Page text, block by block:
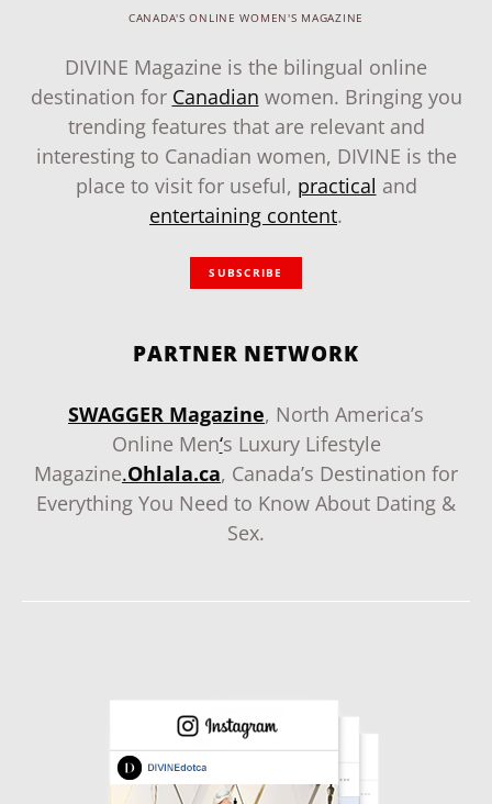
CANADA'S ONLINE WOMEN'S MAGAZINE
DIVINE Magazine is the bilingual online
destination for Canadian women. Bringing you
trending features that are relevant and
interesting to Canadian women, DIVINE is the
place to visit for useful, practical and
entertaining content.
SUBSCRIBE
PARTNER NETWORK
SWAGGER Magazine, North America’s
Online Men‘s Luxury Lifestyle
Magazine.Ohlala.ca, Canada’s Destination for
Everything You Need to Know About Dating &
Sex.